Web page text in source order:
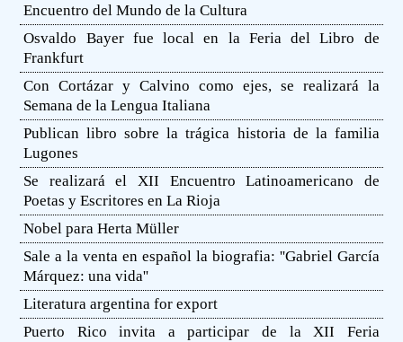
Encuentro del Mundo de la Cultura
Osvaldo Bayer fue local en la Feria del Libro de
Frankfurt
Con Cortázar y Calvino como ejes, se realizará la
Semana de la Lengua Italiana
Publican libro sobre la trágica historia de la familia
Lugones
Se realizará el XII Encuentro Latinoamericano de
Poetas y Escritores en La Rioja
Nobel para Herta Müller
Sale a la venta en español la biografia: ''Gabriel García
Márquez: una vida''
Literatura argentina for export
Puerto Rico invita a participar de la XII Feria